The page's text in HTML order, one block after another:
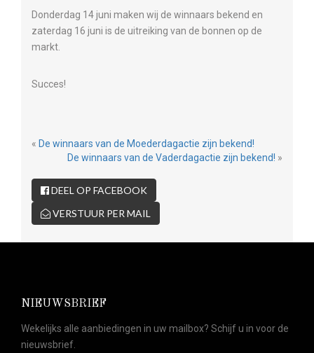
Donderdag 14 juni maken wij de winnaars bekend en
zaterdag 16 juni is de uitreiking van de bonnen op de
markt.
Succes!
« De winnaars van de Moederdagactie zijn bekend!
De winnaars van de Vaderdagactie zijn bekend! »
DEEL OP FACEBOOK
VERSTUUR PER MAIL
NIEUWSBRIEF
Wekelijks alle aanbiedingen in uw mailbox? Schijf u in voor de
nieuwsbrief.